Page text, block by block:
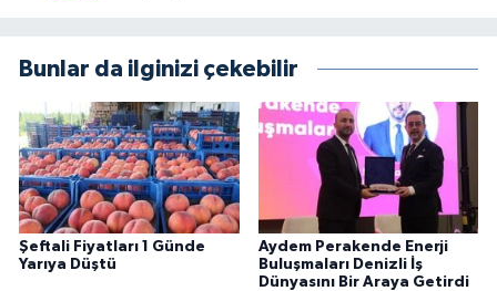
Bunlar da ilginizi çekebilir
Şeftali Fiyatları 1 Günde
Yarıya Düştü
Aydem Perakende Enerji
Buluşmaları Denizli İş
Dünyasını Bir Araya Getirdi